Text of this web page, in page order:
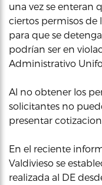
una vez se enteran
ciertos permisos de
para que se
podrían ser en
Administrativo
Al no obtener los
solicitantes no
presentar
En el reciente
Valdivieso se
realizada al DE